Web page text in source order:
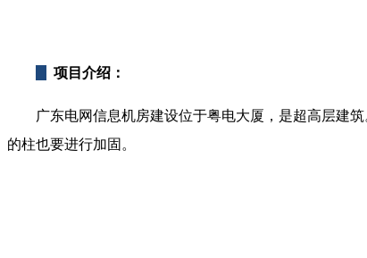
项目介绍：
广东电网信息机房建设位于粤电大厦，是超高层建
的柱也要进行加固。